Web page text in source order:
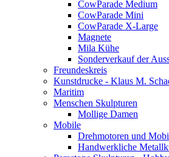
CowParade Medium
CowParade Mini
CowParade X-Large
Magnete
Mila Kühe
Sonderverkauf der
Freundeskreis
Kunstdrucke - Klaus M.
Maritim
Menschen Skulpturen
Mollige Damen
Mobile
Drehmotoren und
Handwerkliche